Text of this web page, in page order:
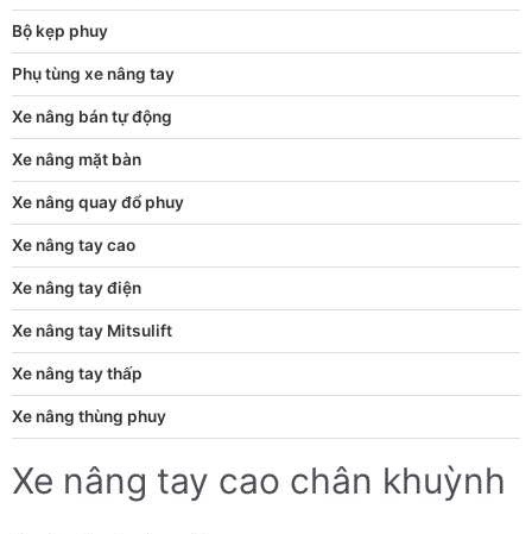
Bộ kẹp phuy
Phụ tùng xe nâng tay
Xe nâng bán tự động
Xe nâng mặt bàn
Xe nâng quay đổ phuy
Xe nâng tay cao
Xe nâng tay điện
Xe nâng tay Mitsulift
Xe nâng tay thấp
Xe nâng thùng phuy
Xe nâng tay cao chân khuỳnh